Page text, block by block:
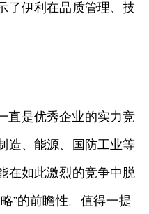
了伊利在品质管理、技
直是优秀企业的实力竞
造、能源、国防工业等
在如此激烈的竞争中脱
”的前瞻性。值得一提